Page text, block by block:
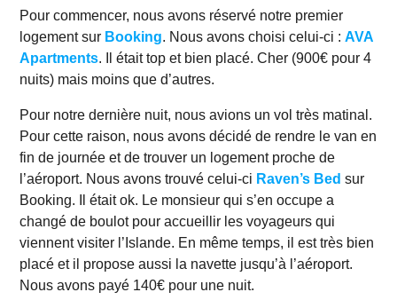
Pour commencer, nous avons réservé notre premier
logement sur Booking. Nous avons choisi celui-ci :AVA
Apartments. Il était top et bien placé. Cher (900€ pour 4
nuits) mais moins que d’autres.
Pour notre dernière nuit, nous avions un vol très matinal.
Pour cette raison, nous avons décidé de rendre le van en
fin de journée et de trouver un logement proche de
l’aéroport. Nous avons trouvé celui-ci Raven’s Bed sur
Booking. Il était ok. Le monsieur qui s’en occupe a
changé de boulot pour accueillir les voyageurs qui
viennent visiter l’Islande. En même temps, il est très bien
placé et il propose aussi la navette jusqu’à l’aéroport.
Nous avons payé 140€ pour une nuit.